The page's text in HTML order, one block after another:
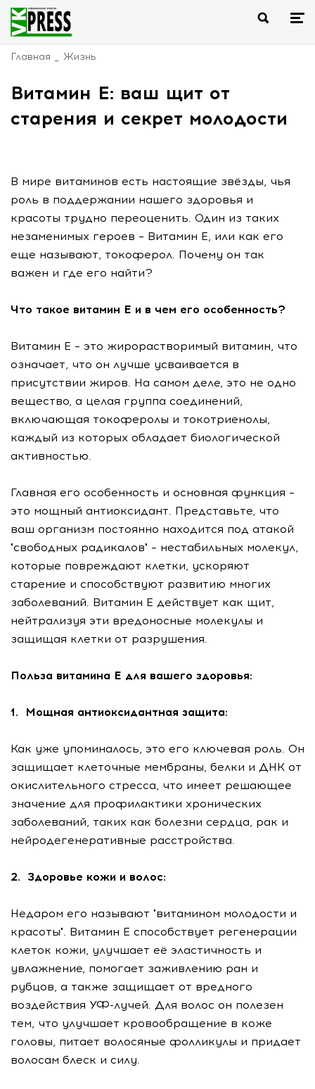
Главная Жизнь
Витамин Е: ваш щит от
старения и секрет молодости
В мире витаминов есть настоящие звёзды, чья
роль в поддержании нашего здоровья и
красоты трудно переоценить. Один из таких
незаменимых героев – Витамин Е, или как его
еще называют, токоферол. Почему он так
важен и где его найти?
Что такое витамин Е и в чем его особенность?
Витамин Е – это жирорастворимый витамин, что
означает, что он лучше усваивается в
присутствии жиров. На самом деле, это не одно
вещество, а целая группа соединений,
включающая токоферолы и токотриенолы,
каждый из которых обладает биологической
активностью.
Главная его особенность и основная функция –
это мощный антиоксидант. Представьте, что
ваш организм постоянно находится под атакой
"свободных радикалов" – нестабильных молекул,
которые повреждают клетки, ускоряют
старение и способствуют развитию многих
заболеваний. Витамин Е действует как щит,
нейтрализуя эти вредоносные молекулы и
защищая клетки от разрушения.
Польза витамина Е для вашего здоровья:
1. Мощная антиоксидантная защита:
Как уже упоминалось, это его ключевая роль. Он
защищает клеточные мембраны, белки и ДНК от
окислительного стресса, что имеет решающее
значение для профилактики хронических
заболеваний, таких как болезни сердца, рак и
нейродегенеративные расстройства.
2. Здоровье кожи и волос:
Недаром его называют "витамином молодости и
красоты". Витамин Е способствует регенерации
клеток кожи, улучшает её эластичность и
увлажнение, помогает заживлению ран и
рубцов, а также защищает от вредного
воздействия УФ-лучей. Для волос он полезен
тем, что улучшает кровообращение в коже
головы, питает волосяные фолликулы и придает
волосам блеск и силу.